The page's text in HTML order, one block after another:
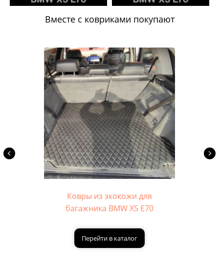
Вместе с ковриками покупают
Ковры из экокожи для
багажника BMW X5 E70
Перейти в каталог